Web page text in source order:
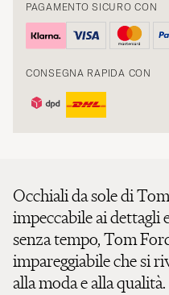
PAGAMENTO SICURO CON
CONSEGNA RAPIDA CON
Occhiali da sole di
impeccabile ai dettagli
senza tempo, Tom
impareggiabile che si
alla moda e alla qualità.